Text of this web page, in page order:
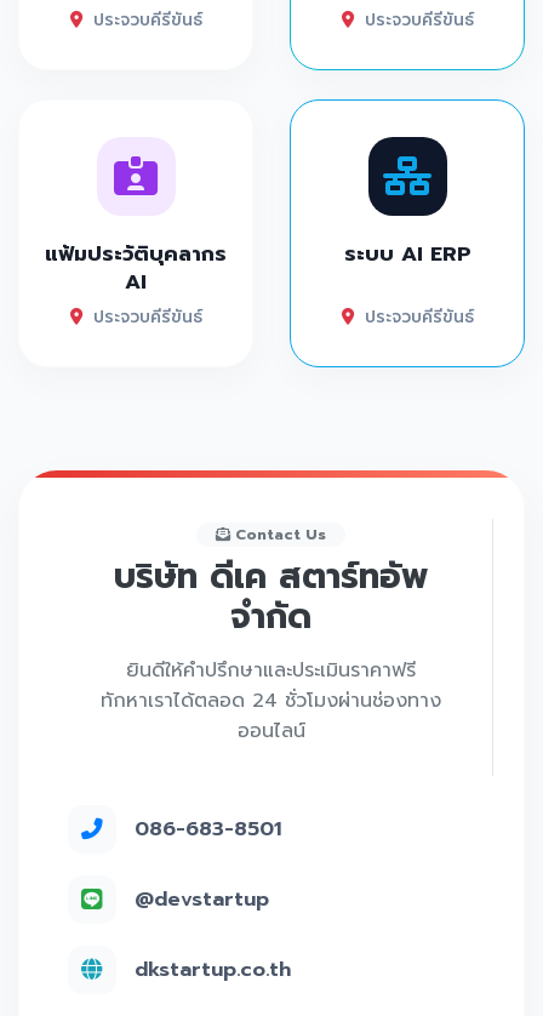
ประจวบคีรีขันธ์ ประจวบคีรีขันธ์
แฟ้มประวัติบุคลากร
AI
ประจวบคีรีขันธ์
ระบบ AI ERP
ประจวบคีรีขันธ์
Contact Us
บริษัท ดีเค สตาร์ทอัพ
จำกัด
ยินดีให้คำปรึกษาและประเมินราคาฟรี
ทักหาเราได้ตลอด 24 ชั่วโมงผ่านช่องทาง
ออนไลน์
086-683-8501
@devstartup
dkstartup.co.th